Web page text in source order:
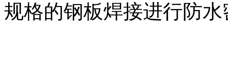
规格的钢板焊接进行防